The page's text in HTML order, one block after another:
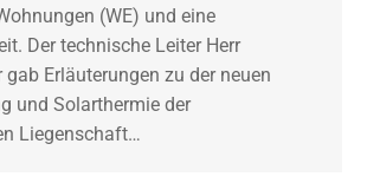
(WE) und eine
Der technische Leiter Herr
Erläuterungen zu der neuen
und Solarthermie der
Liegenschaft…